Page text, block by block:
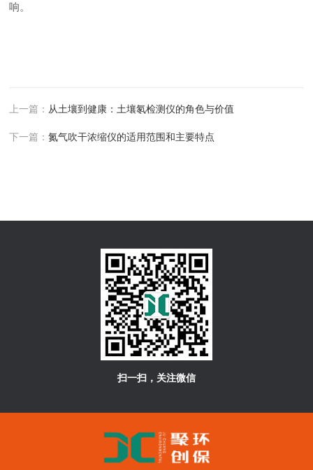
响。
上一篇： 从土壤到健康：土壤氡检测仪的角色与价值
下一篇：氮气吹干浓缩仪的适用范围和主要特点
扫一扫，关注微信